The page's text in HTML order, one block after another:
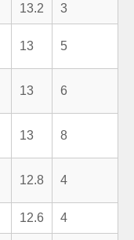
13.2 3
13 5
13 6
13 8
12.8 4
12.6 4